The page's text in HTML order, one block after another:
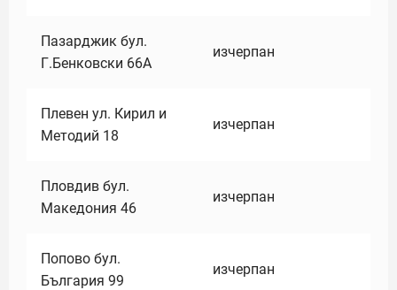
Пазарджик бул.
Г.Бенковски 66А
изчерпан
Плевен ул. Кирил и
Методий 18
изчерпан
Пловдив бул.
Македония 46
изчерпан
Попово бул.
България 99
изчерпан